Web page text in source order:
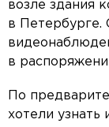
возле здания
в Петербурге.
в
По
хотели